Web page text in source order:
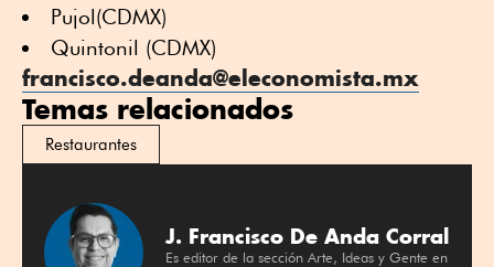
Pujol(CDMX)
Quintonil (CDMX)
francisco.deanda@eleconomista.mx
Temas relacionados
Restaurantes
J. Francisco De Anda Corral
Es editor de la sección Arte, Ideas y Gente en